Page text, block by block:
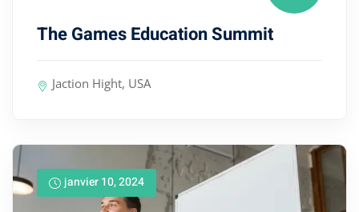
The Games Education Summit
Jaction Hight, USA
janvier 10, 2024